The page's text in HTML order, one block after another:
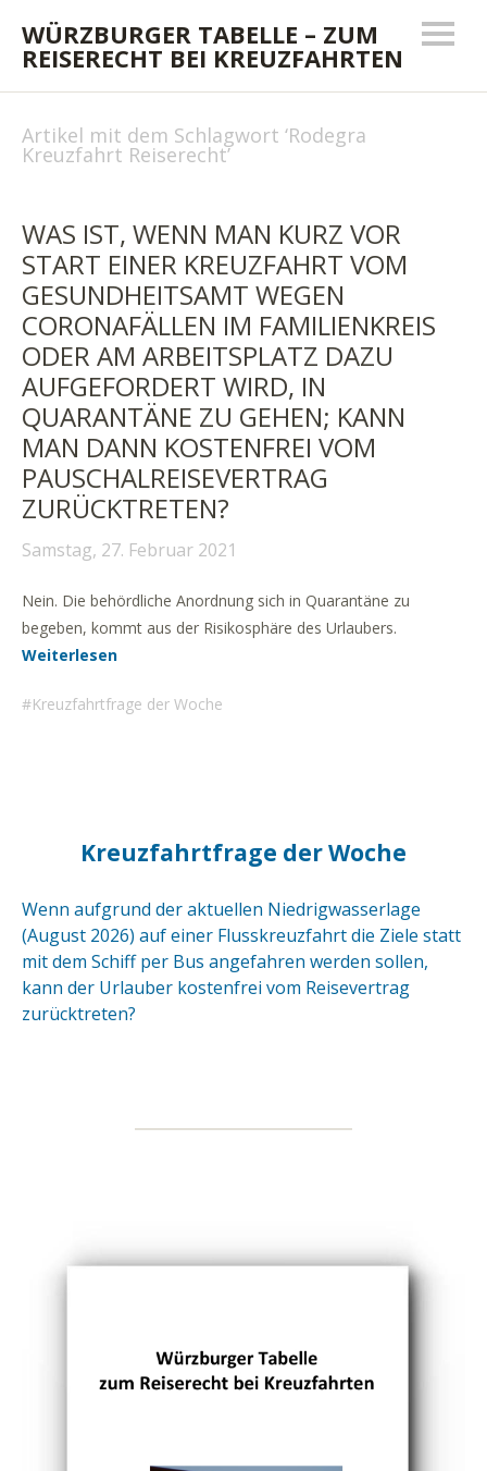
WÜRZBURGER TABELLE – ZUM
REISERECHT BEI KREUZFAHRTEN
Artikel mit dem Schlagwort ‘Rodegra
Kreuzfahrt Reiserecht’
WAS IST, WENN MAN KURZ VOR
START EINER KREUZFAHRT VOM
GESUNDHEITSAMT WEGEN
CORONAFÄLLEN IM FAMILIENKREIS
ODER AM ARBEITSPLATZ DAZU
AUFGEFORDERT WIRD, IN
QUARANTÄNE ZU GEHEN; KANN
MAN DANN KOSTENFREI VOM
PAUSCHALREISEVERTRAG
ZURÜCKTRETEN?
Samstag, 27. Februar 2021
Nein. Die behördliche Anordnung sich in Quarantäne zu
begeben, kommt aus der Risikosphäre des Urlaubers.
Weiterlesen
Kreuzfahrtfrage der Woche
Kreuzfahrtfrage der Woche
Wenn aufgrund der aktuellen Niedrigwasserlage
(August 2026) auf einer Flusskreuzfahrt die Ziele statt
mit dem Schiff per Bus angefahren werden sollen,
kann der Urlauber kostenfrei vom Reisevertrag
zurücktreten?